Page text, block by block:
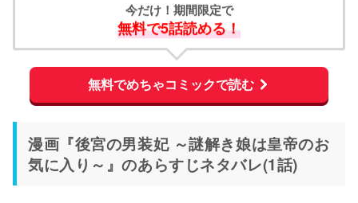
今だけ！期間限定で
無料で5話読める！
無料でめちゃコミックで読む
漫画『後宮の男装妃 ～謎解き娘は皇帝のお
気に入り～』のあらすじネタバレ(1話)